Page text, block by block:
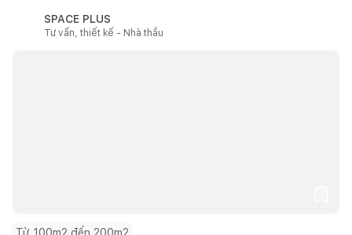
SPACE PLUS
Tư vấn, thiết kế - Nhà thầu